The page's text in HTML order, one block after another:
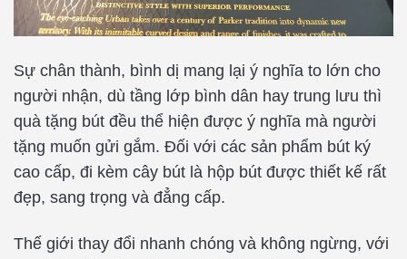
Sự chân thành, bình dị mang lại ý nghĩa to lớn cho
người nhận, dù tầng lớp bình dân hay trung lưu thì
quà tặng bút đều thể hiện được ý nghĩa mà người
tặng muốn gửi gắm. Đối với các sản phẩm bút ký
cao cấp, đi kèm cây bút là hộp bút được thiết kế rất
đẹp, sang trọng và đẳng cấp.
Thế giới thay đổi nhanh chóng và không ngừng, với